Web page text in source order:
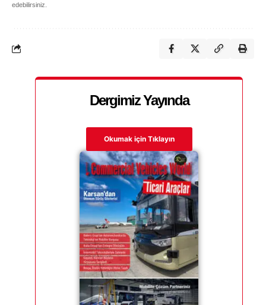
edebilirsiniz.
Dergimiz Yayında
Okumak için Tıklayın